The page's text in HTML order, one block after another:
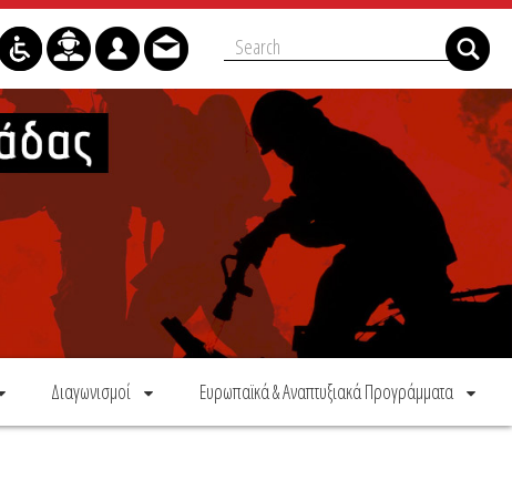
Διαγωνισμοί Ευρωπαϊκά & Αναπτυξιακά Προγράμματα